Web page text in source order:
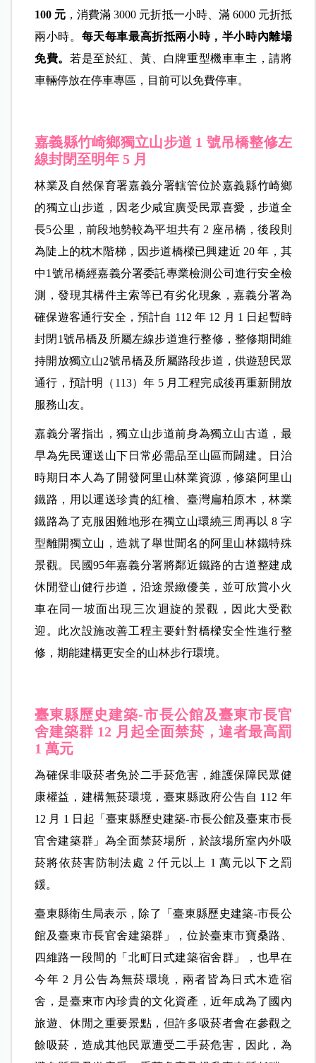
100 元 ，消費滿 3000 元折抵一小時、滿 6000 元折抵
兩小時。 每天每車最高折抵兩小時，半小時內離場
免費。 若是至於紅、黃、白牌重型機車車主，請將
車輛停放在停車專區，目前可以免費停車。
嘉義縣竹崎鄉獨立山步道 1 號吊橋整修左
線封閉至明年 5 月
林業及自然保育署嘉義分署轄管位於嘉義縣竹崎鄉
的獨立山步道，因老少咸宜廣受民眾喜愛，步道全
長5公里，前段地勢較為平坦共有 2 座吊橋，後段則
為陡上的枕木階梯，因步道橋樑已興建近 20 年，其
中1號吊橋經嘉義分署委託專業檢測公司進行安全檢
測，發現其構件主索等已有劣化現象，嘉義分署為
確保遊客通行安全，預計自 112 年 12 月 1 日起暫時
封閉1號吊橋及所屬左線步道進行整修，整修期間維
持開放獨立山2號吊橋及所屬路段步道，供遊憩民眾
通行，預計明（113）年 5 月工程完成後再重新開放
服務山友。
嘉義分署指出，獨立山步道前身為獨立山古道，最
早為先民運送山下日常必需品至山區而闢建。日治
時期日本人為了開發阿里山林業資源，修築阿里山
鐵路，用以運送珍貴的紅檜、臺灣扁柏原木，林業
鐵路為了克服困難地形在獨立山環繞三周再以 8 字
型離開獨立山，造就了舉世聞名的阿里山林鐵特殊
景觀。民國95年嘉義分署將鄰近鐵路的古道整建成
休閒登山健行步道，沿途景緻優美，並可欣賞小火
車在同一坡面出現三次迴旋的景觀，因此大受歡
迎。此次設施改善工程主要針對橋樑安全性進行整
修，期能建構更安全的山林步行環境。
臺東縣歷史建築-市長公館及臺東市長官
舍建築群 12 月起全面禁菸，違者最高罰
1 萬元
為確保非吸菸者免於二手菸危害，維護保障民眾健
康權益，建構無菸環境，臺東縣政府公告自 112 年
12 月 1 日起「臺東縣歷史建築-市長公館及臺東市長
官舍建築群」為全面禁菸場所，於該場所室內外吸
菸將依菸害防制法處 2 仟元以上 1 萬元以下之罰
鍰。
臺東縣衛生局表示，除了「臺東縣歷史建築-市長公
館及臺東市長官舍建築群」，位於臺東市寶桑路、
四維路一段間的「北町日式建築宿舍群」，也早在
今年 2 月公告為無菸環境，兩者皆為日式木造宿
舍，是臺東市內珍貴的文化資產，近年成為了國內
旅遊、休閒之重要景點，但許多吸菸者會在參觀之
餘吸菸，造成其他民眾遭受二手菸危害，因此，為